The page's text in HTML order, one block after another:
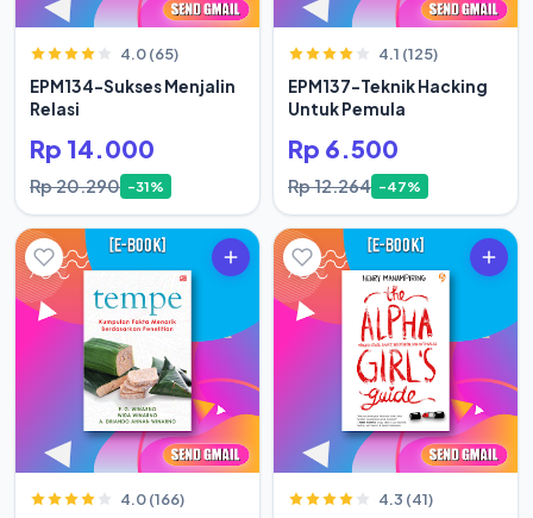
4.0 (65)
EPM134-Sukses Menjalin
Relasi
Rp 14.000
Rp 20.290 -31%
4.1 (125)
EPM137-Teknik Hacking
Untuk Pemula
Rp 6.500
Rp 12.264 -47%
4.0 (166) 4.3 (41)